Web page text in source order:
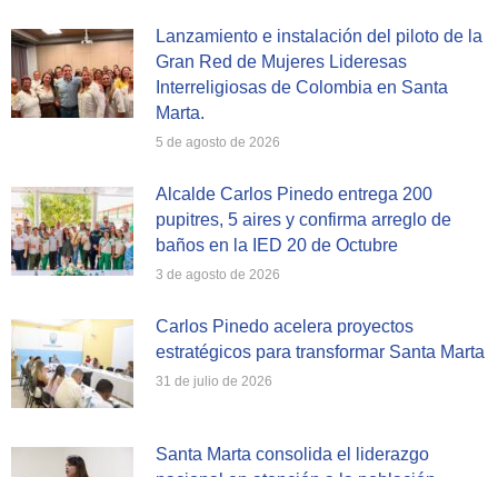
Lanzamiento e instalación del piloto de la
Gran Red de Mujeres Lideresas
Interreligiosas de Colombia en Santa
Marta.
5 de agosto de 2026
Alcalde Carlos Pinedo entrega 200
pupitres, 5 aires y confirma arreglo de
baños en la IED 20 de Octubre
3 de agosto de 2026
Carlos Pinedo acelera proyectos
estratégicos para transformar Santa Marta
31 de julio de 2026
Santa Marta consolida el liderazgo